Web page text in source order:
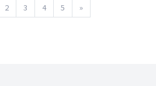
2 3 4 5 »Next